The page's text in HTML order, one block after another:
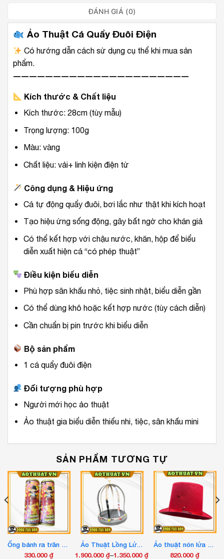
ĐÁNH GIÁ (0)
Ảo Thuật Cá Quẩy Đuôi Điện
Có hướng dẫn cách sử dụng cụ thể khi mua sản
phẩm.
――――――――――――――――――――――
Kích thước & Chất liệu
Kích thước: 28cm (tùy mẫu)
Trọng lượng: 100g
Màu: vàng
Chất liệu: vải+ linh kiện điện tử
Công dụng & Hiệu ứng
Cá tự động quẩy đuôi, bơi lắc như thật khi kích hoạt
Tạo hiệu ứng sống động, gây bất ngờ cho khán giả
Có thể kết hợp với chậu nước, khăn, hộp để biểu
diễn xuất hiện cá “có phép thuật”
Điều kiện biểu diễn
Phù hợp sân khấu nhỏ, tiệc sinh nhật, biểu diễn gần
Có thể dùng khô hoặc kết hợp nước (tùy cách diễn)
Cần chuẩn bị pin trước khi biểu diễn
Bộ sản phẩm
1 cá quẩy đuôi điện
Đối tượng phù hợp
Người mới học ảo thuật
Ảo thuật gia biểu diễn thiếu nhi, tiệc, sân khấu mini
SẢN PHẨM TƯƠNG TỰ
Ống bánh ra trăn vải xịn
330.000 ₫
Ảo Thuật Lồng Lửa 1 Thì – Phụ Kiện Ảo Thuật Sân Khấu Thần Kỳ
1.350.000 ₫
–
1.900.000 ₫
Ảo thuật nón lửa 4 chức năng kéo lửa ra gậy, thu khăn, bắn tuyết, hóa chim
820.000 ₫